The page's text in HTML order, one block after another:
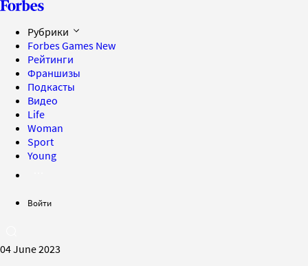
Рубрики
Forbes Games New
Рейтинги
Франшизы
Подкасты
Видео
Life
Woman
Sport
Young
Войти
04 June 2023